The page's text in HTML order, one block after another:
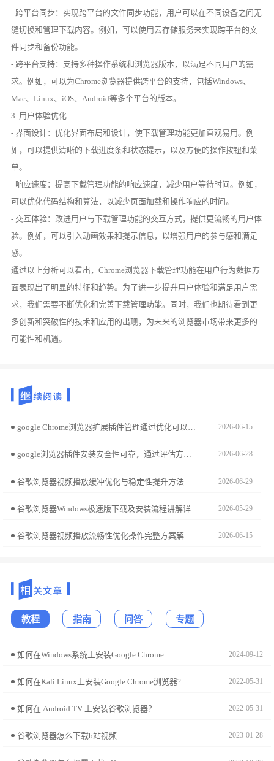
- 跨平台同步：实现跨平台的文件同步功能，用户可以在不同设备之间无
缝切换和管理下载内容。例如，可以使用云存储服务来实现跨平台的文
件同步和备份功能。
- 跨平台支持：支持多种操作系统和浏览器版本，以满足不同用户的需
求。例如，可以为Chrome浏览器提供跨平台的支持，包括Windows、
Mac、Linux、iOS、Android等多个平台的版本。
3. 用户体验优化
- 界面设计：优化界面布局和设计，使下载管理功能更加直观易用。例
如，可以提供清晰的下载进度条和状态提示，以及方便的操作按钮和菜
单。
- 响应速度：提高下载管理功能的响应速度，减少用户等待时间。例如，
可以优化代码结构和算法，以减少页面加载和操作响应的时间。
- 交互体验：改进用户与下载管理功能的交互方式，提供更流畅的用户体
验。例如，可以引入动画效果和提示信息，以增强用户的参与感和满足
感。
通过以上分析可以看出，Chrome浏览器下载管理功能在用户行为数据方
面表现出了明显的特征和趋势。为了进一步提升用户体验和满足用户需
求，我们需要不断优化和完善下载管理功能。同时，我们也期待看到更
多创新和突破性的技术和应用的出现，为未来的浏览器市场带来更多的
可能性和机遇。
google Chrome浏览器扩展插件管理通过优化可以提升浏览器性能，本文实测分享操作方法，帮助用户高效维护插件。 2026-06-15
google浏览器插件安装安全性可靠，通过评估方法可防止恶意插件。文章提供安装注意事项和操作建议，保障数据安全。 2026-06-28
谷歌浏览器视频播放缓冲优化与稳定性提升方法可让观看更加流畅。技巧包括缓冲设置、播放参数调整及性能优化，确保视频不卡顿。 2026-06-29
谷歌浏览器Windows极速版下载及安装流程讲解详细下载、安装及配置步骤，帮助用户快速完成安装并优化性能。 2026-05-29
谷歌浏览器视频播放流畅性优化操作完整方案解析，包括插件配置、播放优化和缓冲管理技巧，帮助用户实现稳定流畅的视频体验。 2026-06-15
教程 指南 问答 专题
如何在Windows系统上安装Google Chrome 2024-09-12
如何在Kali Linux上安装Google Chrome浏览器? 2022-05-31
如何在 Android TV 上安装谷歌浏览器？ 2022-05-31
谷歌浏览器怎么下载b站视频 2023-01-28